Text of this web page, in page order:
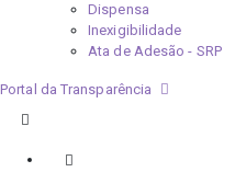
Dispensa
Inexigibilidade
Ata de Adesão - SRP
Portal da Transparência